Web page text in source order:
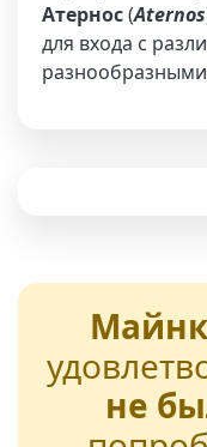
Атернос(Aternos
для входа с
не